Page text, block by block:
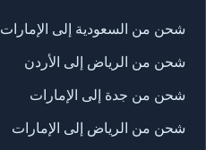
شحن من السعودية إلى الإمارات
شحن من الرياض إلى الأردن
شحن من جدة إلى الإمارات
شحن من الرياض إلى الإمارات